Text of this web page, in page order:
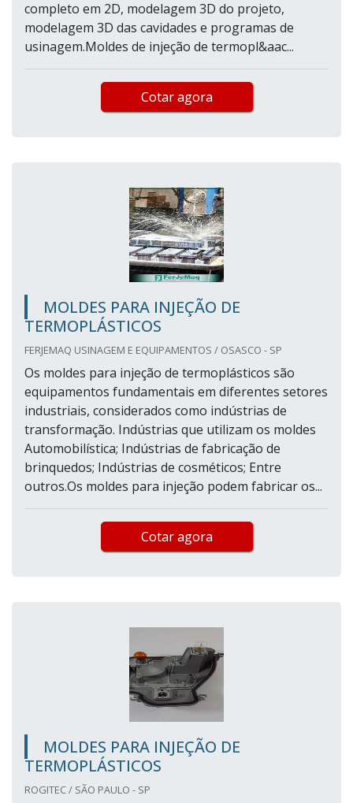
completo em 2D, modelagem 3D do projeto,
modelagem 3D das cavidades e programas de
usinagem.Moldes de injeção de termopl&aac...
Cotar agora
MOLDES PARA INJEÇÃO DE
TERMOPLÁSTICOS
FERJEMAQ USINAGEM E EQUIPAMENTOS / OSASCO - SP
Os moldes para injeção de termoplásticos são
equipamentos fundamentais em diferentes setores
industriais, considerados como indústrias de
transformação. Indústrias que utilizam os moldes
Automobilística; Indústrias de fabricação de
brinquedos; Indústrias de cosméticos; Entre
outros.Os moldes para injeção podem fabricar os...
Cotar agora
MOLDES PARA INJEÇÃO DE
TERMOPLÁSTICOS
ROGITEC / SÃO PAULO - SP